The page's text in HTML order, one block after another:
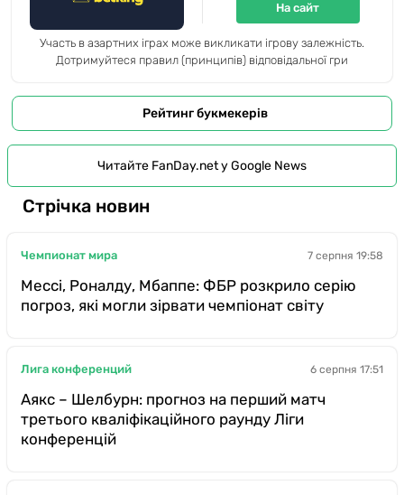
На сайт
Участь в азартних іграх може викликати ігрову залежність.
Дотримуйтеся правил (принципів) відповідальної гри
Рейтинг букмекерів
Читайте FanDay.net у Google News
Стрічка новин
Чемпионат мира 7 серпня 19:58
Мессі, Роналду, Мбаппе: ФБР розкрило серію
погроз, які могли зірвати чемпіонат світу
Лига конференций 6 серпня 17:51
Аякс – Шелбурн: прогноз на перший матч
третього кваліфікаційного раунду Ліги
конференцій